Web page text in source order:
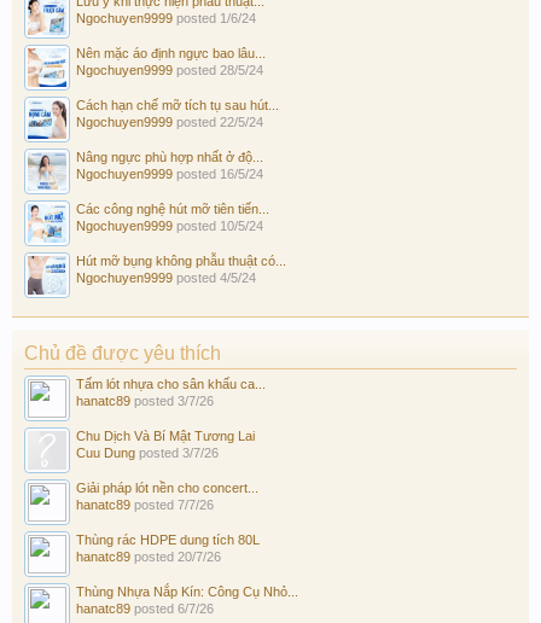
Ngochuyen9999 posted 1/6/24
Nên mặc áo định ngực bao lâu...
Ngochuyen9999 posted 28/5/24
Cách hạn chế mỡ tích tụ sau hút...
Ngochuyen9999 posted 22/5/24
Nâng ngực phù hợp nhất ở độ...
Ngochuyen9999 posted 16/5/24
Các công nghệ hút mỡ tiên tiến...
Ngochuyen9999 posted 10/5/24
Hút mỡ bụng không phẫu thuật có...
Ngochuyen9999 posted 4/5/24
Chủ đề được yêu thích
Tấm lót nhựa cho sân khấu ca...
hanatc89 posted 3/7/26
Chu Dịch Và Bí Mật Tương Lai
Cuu Dung posted 3/7/26
Giải pháp lót nền cho concert...
hanatc89 posted 7/7/26
Thùng rác HDPE dung tích 80L
hanatc89 posted 20/7/26
Thùng Nhựa Nắp Kín: Công Cụ Nhỏ...
hanatc89 posted 6/7/26